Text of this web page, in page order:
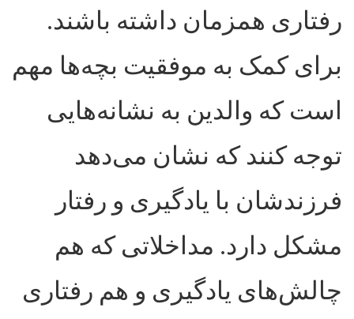
رفتاری همزمان داشته باشند.
برای کمک به موفقیت بچه‌ها مهم
است که والدین به نشانه‌هایی
توجه کنند که نشان می‌دهد
فرزندشان با یادگیری و رفتار
مشکل دارد. مداخلاتی که هم
چالش‌های یادگیری و هم رفتاری